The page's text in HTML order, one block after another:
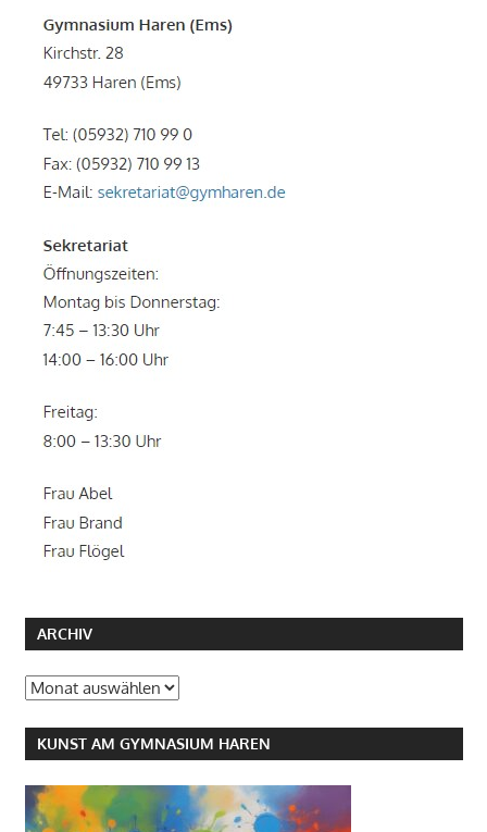
ARCHIV
Archiv
KUNST AM GYMNASIUM HAREN